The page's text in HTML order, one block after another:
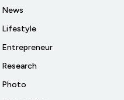
News
Lifestyle
Entrepreneur
Research
Photo